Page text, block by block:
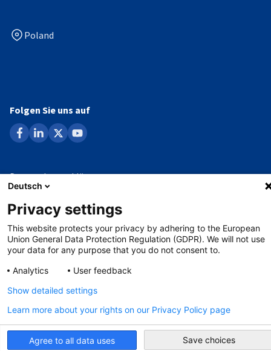
Poland
Folgen Sie uns auf
facebook
linkedin
x youtube
Datenschutzerklärung
Impressum
Whistleblowing-Verfahren
© Copyright - 2026 AHK
Deutsch
Privacy settings
This website protects your privacy by adhering to the European
Union General Data Protection Regulation (GDPR). We will not use
your data for any purpose that you do not consent to.
Analytics
User feedback
Agree to all data uses
Show detailed settings
Learn more about your rights on our Privacy Policy page
Save choices